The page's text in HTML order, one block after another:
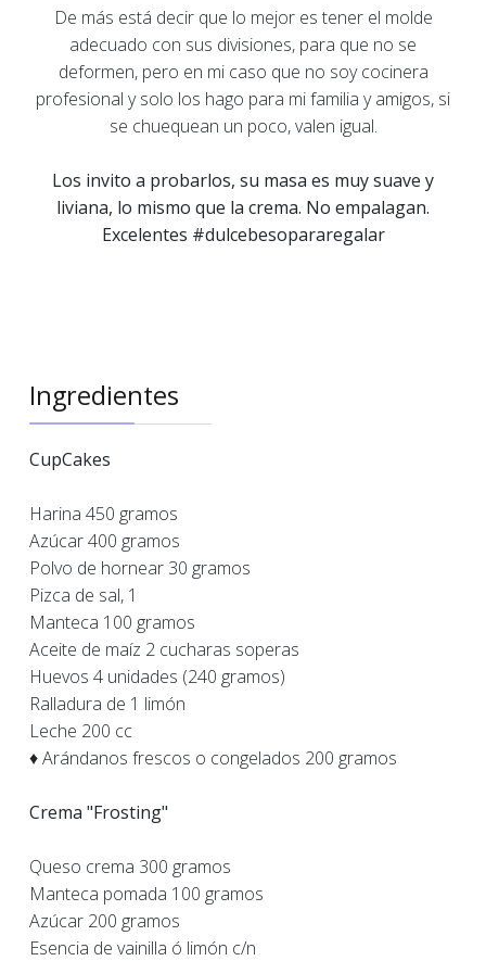
De más está decir que lo mejor es tener el molde
adecuado con sus divisiones, para que no se
deformen, pero en mi caso que no soy cocinera
profesional y solo los hago para mi familia y amigos, si
se chuequean un poco, valen igual.
Los invito a probarlos, su masa es muy suave y
liviana, lo mismo que la crema. No empalagan.
Excelentes #dulcebesopararegalar
Ingredientes
CupCakes
Harina 450 gramos
Azúcar 400 gramos
Polvo de hornear 30 gramos
Pizca de sal, 1
Manteca 100 gramos
Aceite de maíz 2 cucharas soperas
Huevos 4 unidades (240 gramos)
Ralladura de 1 limón
Leche 200 cc
♦ Arándanos frescos o congelados 200 gramos
Crema "Frosting"
Queso crema 300 gramos
Manteca pomada 100 gramos
Azúcar 200 gramos
Esencia de vainilla ó limón c/n